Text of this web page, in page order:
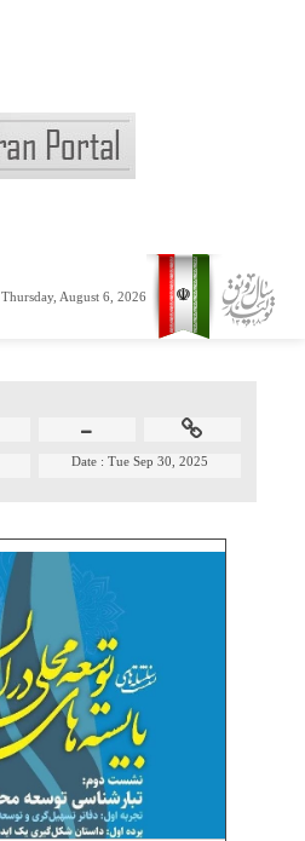
Thursday, August 6, 2026
Date : Tue Sep 30, 2025